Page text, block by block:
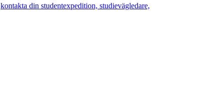
kontakta din studentexpedition, studievägledare,